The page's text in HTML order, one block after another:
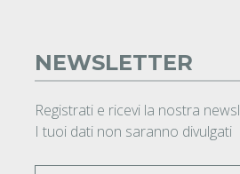
NEWSLETTER
Registrati e ricevi la nostra
I tuoi dati non saranno divulgati